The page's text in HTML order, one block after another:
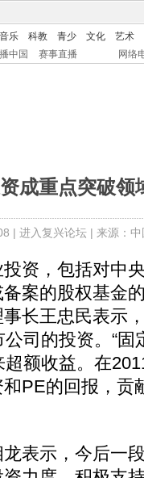
音乐 科教 青少 文化
艺术
中国 赛事直播 网络
成重点突破领
| 进入复兴论坛| 来源：
，包括对中
案的股权基金
长王忠民表示
司的投资。“固
额收益。在
PE的回报，贡
示，今后一